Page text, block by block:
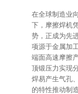
惯性摩擦焊
连续驱动摩
数控铣床
行业新闻
企业动态
案例展示
客户案例
荣誉资质
关于我们
在全球制造业
下，摩擦焊机
势，正成为先
项源于金属加
端面高速摩擦
顶锻压力实现
焊易产生气孔
的特性推动制